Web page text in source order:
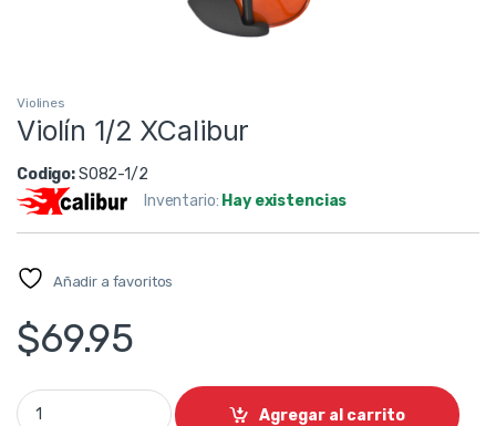
Violines
Violín 1/2 XCalibur
Codigo:S082-1/2
Inventario: Hay existencias
Añadir a favoritos
$69.95
Violín 1/2 XCalibur quantity
Agregar al carrito